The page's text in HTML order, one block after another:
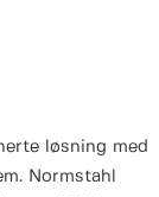
løsning med
Normstahl